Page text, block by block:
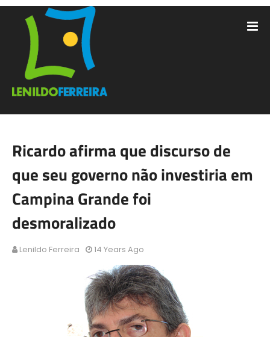
Ricardo afirma que discurso de
que seu governo não investiria em
Campina Grande foi
desmoralizado
Lenildo Ferreira 14 Years Ago